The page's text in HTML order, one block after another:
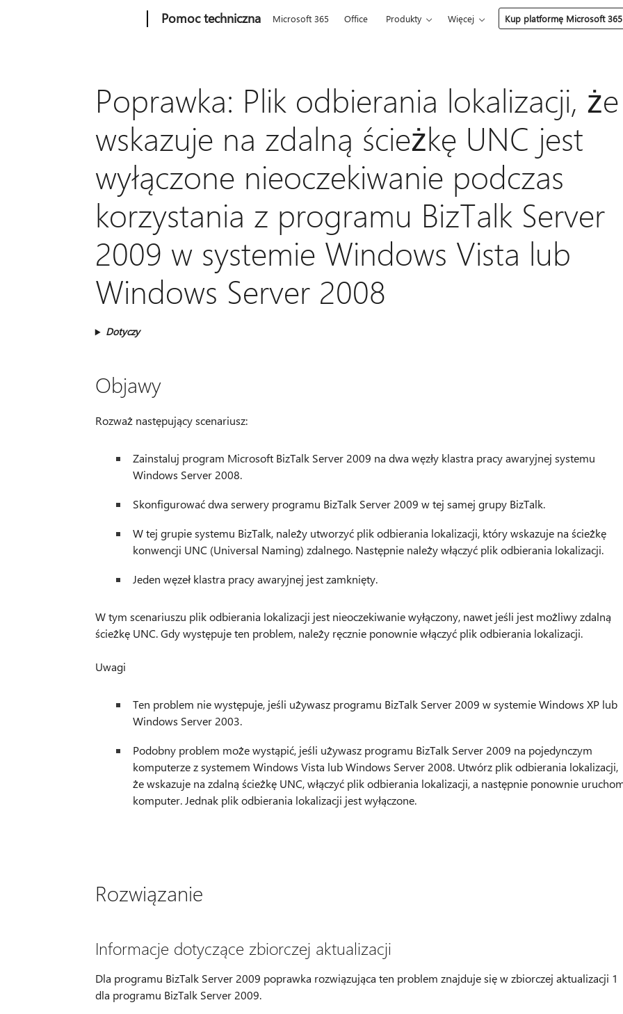
Pomoc techniczna Microsoft 365 Office Produkty Więcej Kup platformę Microsoft 365
Poprawka: Plik odbierania lokalizacji, że
wskazuje na zdalną ścieżkę UNC jest
wyłączone nieoczekiwanie podczas
korzystania z programu BizTalk Server
2009 w systemie Windows Vista lub
Windows Server 2008
Dotyczy
Objawy
Rozważ następujący scenariusz:
Zainstaluj program Microsoft BizTalk Server 2009 na dwa węzły klastra pracy awaryjnej systemu
Windows Server 2008.
Skonfigurować dwa serwery programu BizTalk Server 2009 w tej samej grupy BizTalk.
W tej grupie systemu BizTalk, należy utworzyć plik odbierania lokalizacji, który wskazuje na ścieżkę
konwencji UNC (Universal Naming) zdalnego. Następnie należy włączyć plik odbierania lokalizacji.
Jeden węzeł klastra pracy awaryjnej jest zamknięty.
W tym scenariuszu plik odbierania lokalizacji jest nieoczekiwanie wyłączony, nawet jeśli jest możliwy zdalną
ścieżkę UNC. Gdy występuje ten problem, należy ręcznie ponownie włączyć plik odbierania lokalizacji.
Uwagi
Ten problem nie występuje, jeśli używasz programu BizTalk Server 2009 w systemie Windows XP lub
Windows Server 2003.
Podobny problem może wystąpić, jeśli używasz programu BizTalk Server 2009 na pojedynczym
komputerze z systemem Windows Vista lub Windows Server 2008. Utwórz plik odbierania lokalizacji,
że wskazuje na zdalną ścieżkę UNC, włączyć plik odbierania lokalizacji, a następnie ponownie
komputer. Jednak plik odbierania lokalizacji jest wyłączone.
Rozwiązanie
Informacje dotyczące zbiorczej aktualizacji
Dla programu BizTalk Server 2009 poprawka rozwiązująca ten problem znajduje się w zbiorczej aktualizacji 1
dla programu BizTalk Server 2009.